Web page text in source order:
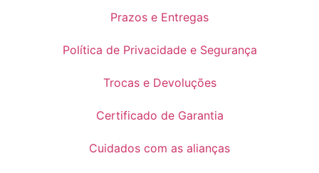
Prazos e Entregas
Política de Privacidade e Segurança
Trocas e Devoluções
Certificado de Garantia
Cuidados com as alianças